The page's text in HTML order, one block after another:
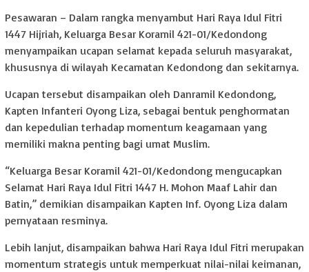
Pesawaran – Dalam rangka menyambut Hari Raya Idul Fitri
1447 Hijriah, Keluarga Besar Koramil 421-01/Kedondong
menyampaikan ucapan selamat kepada seluruh masyarakat,
khususnya di wilayah Kecamatan Kedondong dan sekitarnya.
Ucapan tersebut disampaikan oleh Danramil Kedondong,
Kapten Infanteri Oyong Liza, sebagai bentuk penghormatan
dan kepedulian terhadap momentum keagamaan yang
memiliki makna penting bagi umat Muslim.
“Keluarga Besar Koramil 421-01/Kedondong mengucapkan
Selamat Hari Raya Idul Fitri 1447 H. Mohon Maaf Lahir dan
Batin,” demikian disampaikan Kapten Inf. Oyong Liza dalam
pernyataan resminya.
Lebih lanjut, disampaikan bahwa Hari Raya Idul Fitri merupakan
momentum strategis untuk memperkuat nilai-nilai keimanan,